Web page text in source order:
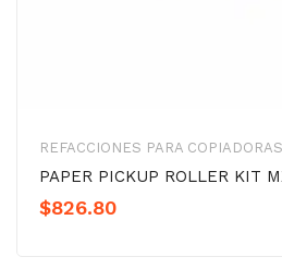
REFACCIONES PARA COPIADORAS
PAPER PICKUP ROLLER KIT
$826.80